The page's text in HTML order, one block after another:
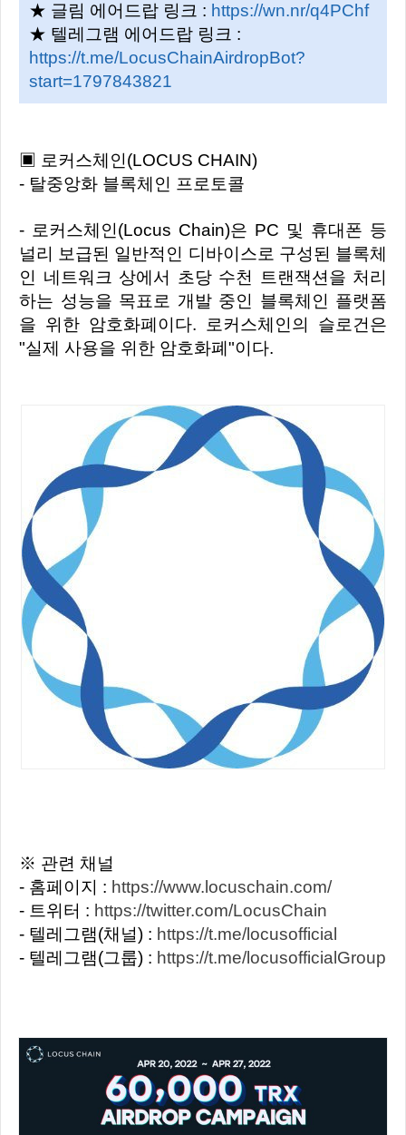
★ 글림 에어드랍 링크 : https://wn.nr/q4PChf
★ 텔레그램 에어드랍 링크 :
https://t.me/LocusChainAirdropBot?
start=1797843821
▣ 로커스체인(LOCUS CHAIN)
- 탈중앙화 블록체인 프로토콜
- 로커스체인(Locus Chain)은 PC 및 휴대폰 등
널리 보급된 일반적인 디바이스로 구성된 블록체
인 네트워크 상에서 초당 수천 트랜잭션을 처리
하는 성능을 목표로 개발 중인 블록체인 플랫폼
을 위한 암호화폐이다. 로커스체인의 슬로건은
"실제 사용을 위한 암호화폐"이다.
※ 관련 채널
- 홈페이지 : https://www.locuschain.com/
- 트위터 : https://twitter.com/LocusChain
- 텔레그램(채널) : https://t.me/locusofficial
- 텔레그램(그룹) : https://t.me/locusofficialGroup